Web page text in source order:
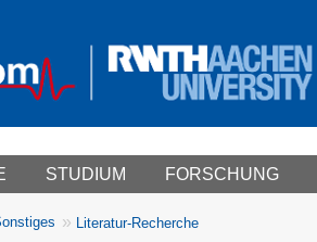
menuSTUDIUM FORSCHUNG
Literatur-Recherche